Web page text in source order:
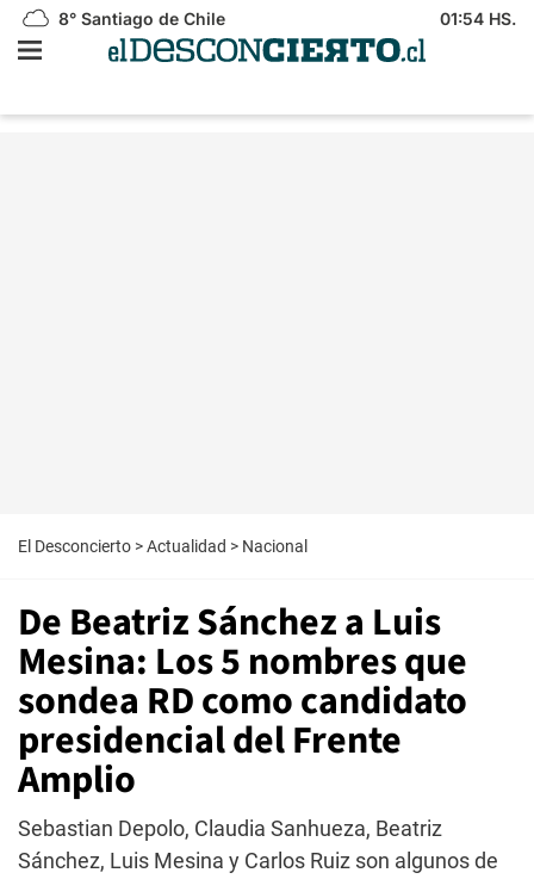
8° Santiago de Chile 01:54 HS.
El Desconcierto >Actualidad > Nacional
De Beatriz Sánchez a Luis
Mesina: Los 5 nombres que
sondea RD como candidato
presidencial del Frente
Amplio
Sebastian Depolo, Claudia Sanhueza, Beatriz
Sánchez, Luis Mesina y Carlos Ruiz son algunos de